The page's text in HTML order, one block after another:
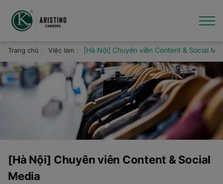
đến
Giới thiệu
Việc làm
Văn hóa - Tin tức
Trang chủ Việc làm [Hà Nội] Chuyên viên Content & Social
[Hà Nội] Chuyên viên Content & Social
Media